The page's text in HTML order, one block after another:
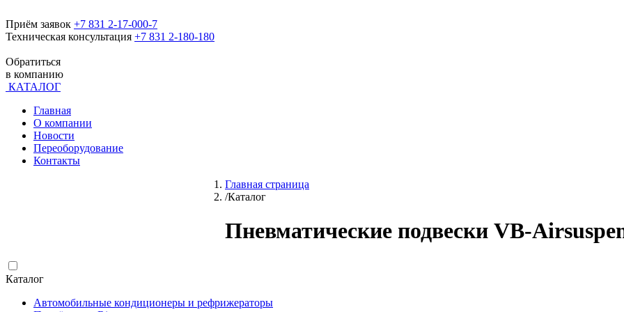
Приём заявок +7 831 2-17-000-7
Техническая консультация +7 831 2-180-180
Обратиться
в компанию
КАТАЛОГ
Главная
О компании
Новости
Переоборудование
Контакты
Главная страница
/Каталог
Пневматические подвески VB-
Каталог
Автомобильные кондиционеры и рефрижераторы